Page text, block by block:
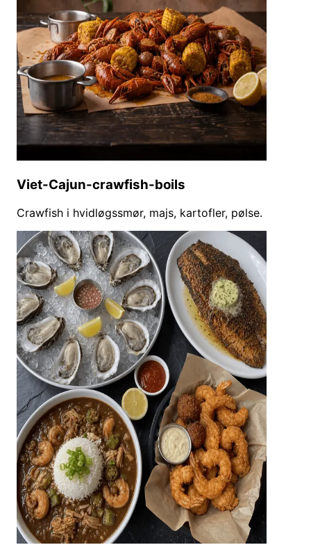
Viet-Cajun-crawfish-boils
Crawfish i hvidløgssmør, majs, kartofler, pølse.